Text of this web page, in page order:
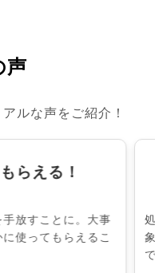
声
ルな声をご紹介！
らえる！
放すことに。大事
使ってもらえるこ